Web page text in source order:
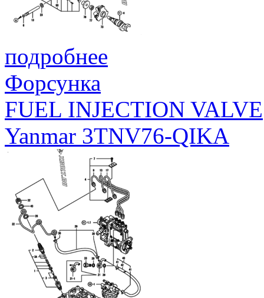
подробнее
Форсунка
FUEL INJECTION VALVE
Yanmar 3TNV76-QIKA